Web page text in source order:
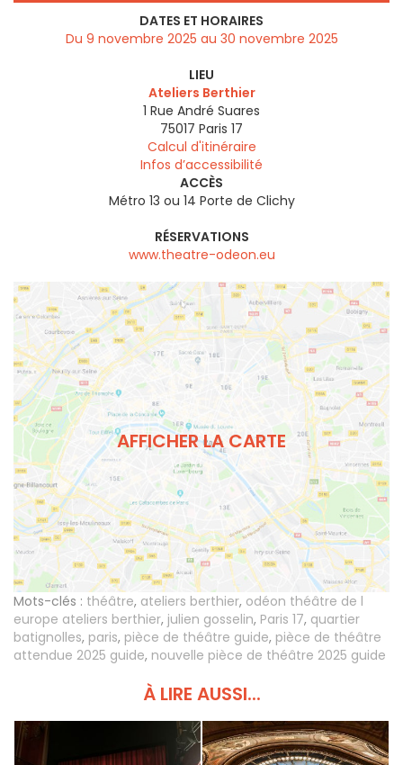
DATES ET HORAIRES
Du 9 novembre 2025 au 30 novembre 2025
LIEU
Ateliers Berthier
1 Rue André Suares
75017 Paris 17
Calcul d'itinéraire
Infos d’accessibilité
ACCÈS
Métro 13 ou 14 Porte de Clichy
RÉSERVATIONS
www.theatre-odeon.eu
AFFICHER LA CARTE
Mots-clés : théâtre, ateliers berthier, odéon théâtre de l
europe ateliers berthier, julien gosselin, Paris 17, quartier
batignolles, paris, pièce de théâtre guide, pièce de théâtre
attendue 2025 guide, nouvelle pièce de théâtre 2025 guide
À LIRE AUSSI...